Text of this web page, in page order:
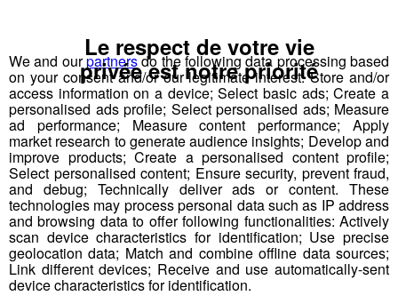
Responsable accueil restauration H-F
Serveur - Serveuse de restaurant
Serveur - serveuse
Technicien(ne) contrôle et qualité
mécanique travail métaux
We and ourpartnersdo the following data processing based
on your consent and/or our legitimate interest: Store and/or
access information on a device; Select basic ads; Create a
personalised ads profile; Select personalised ads; Measure
ad performance; Measure content performance; Apply
market research to generate audience insights; Develop and
improve products; Create a personalised content profile;
Select personalised content; Ensure security, prevent fraud,
and debug; Technically deliver ads or content. These
technologies may process personal data such as IP address
and browsing data to offer following functionalities: Actively
scan device characteristics for identification; Use precise
geolocation data; Match and combine offline data sources;
Link different devices; Receive and use automatically-sent
device characteristics for identification.
Le respect de votre vie
privée est notre priorité